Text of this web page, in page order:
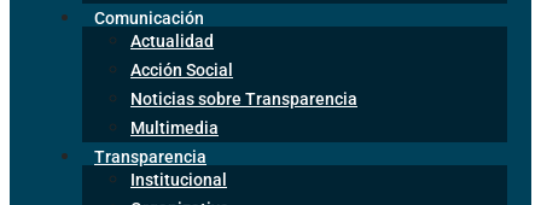
Comunicación
Actualidad
Acción Social
Noticias sobre Transparencia
Multimedia
Transparencia
Institucional